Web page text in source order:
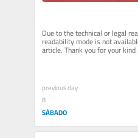
Due to the technical or legal
readability mode is not
article. Thank you for your kind
understanding.
previous day
8
SÁBADO